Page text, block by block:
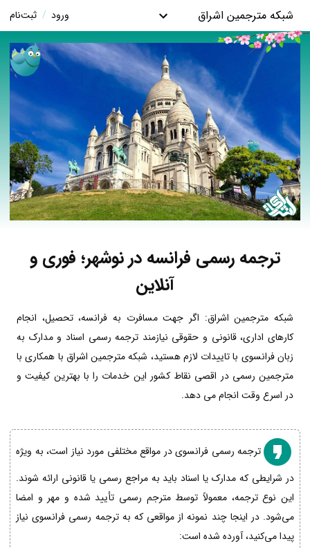
شبکه مترجمین اشراق ورود / ثبت‌نام
ترجمه رسمی فرانسه در نوشهر؛ فوری و
آنلاین
شبکه مترجمین اشراق: اگر جهت مسافرت به فرانسه، تحصیل، انجام
کارهای اداری، قانونی و حقوقی نیازمند ترجمه رسمی اسناد و مدارک به
زبان فرانسوی با تاییدات لازم هستید، شبکه مترجمین اشراق با همکاری با
مترجمین رسمی در اقصی نقاط کشور این خدمات را با بهترین کیفیت و
در اسرع وقت انجام می دهد.
ترجمه رسمی فرانسوی در مواقع مختلفی مورد نیاز است، به ویژه
در شرایطی که مدارک یا اسناد باید به مراجع رسمی یا قانونی ارائه شوند.
این نوع ترجمه، معمولاً توسط مترجم رسمی تأیید شده و مهر و امضا
می‌شود. در اینجا چند نمونه از مواقعی که به ترجمه رسمی فرانسوی نیاز
پیدا می‌کنید، آورده شده است: